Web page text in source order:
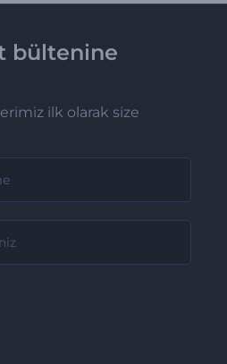
bültenine
ilk olarak size